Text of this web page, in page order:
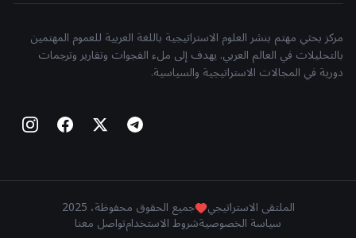
مركز بحثي مهتم بنشر العلوم الاستراتيجية باللغة العربية للعموم المهتمين
بالتحليلات في العالم العربي. يهدف إلى ملء الفجوات وتقارير وترجمات
دورية في المجالات الاستراتيجية والسياسية.
الملتقى الاستراتيجي جميع الحقوق محفوظة، 2025
سياسة الخصوصيةشروط الاستخدامتواصل معنا